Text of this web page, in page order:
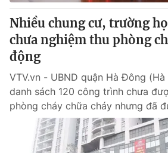
Nhiều chung cư, trường
chưa nghiệm thu phòng
động
VTV.vn - UBND quận Hà Đông
danh sách 120 công trình chưa
phòng cháy chữa cháy nhưng đã